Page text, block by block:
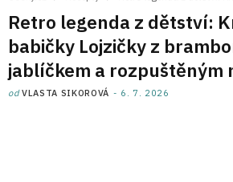
o
k
t
e
r
)
r
a
m
e
e
s
t
Retro legenda z dětství:
babičky Lojzičky z
jablíčkem a rozpuštěným
odVLASTA SIKOROVÁ 6. 7. 2026